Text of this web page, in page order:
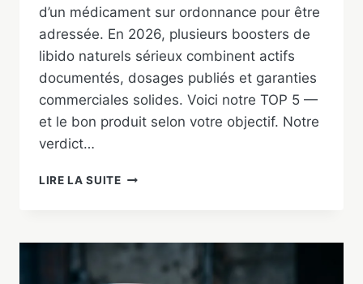
d’un médicament sur ordonnance pour être
adressée. En 2026, plusieurs boosters de
libido naturels sérieux combinent actifs
documentés, dosages publiés et garanties
commerciales solides. Voici notre TOP 5 —
et le bon produit selon votre objectif. Notre
verdict…
LIRE LA SUITEMEILLEUR
NATUREL